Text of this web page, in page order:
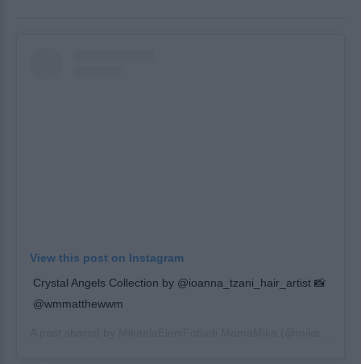
View this post on Instagram
Crystal Angels Collection by @ioanna_tzani_hair_artist 📸
@wmmatthewwm